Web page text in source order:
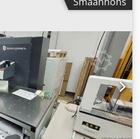
208/400 V AC 3~ Ström:
- UCT - Kiss-cut Om du
information, tveka inte att
eller telefon.